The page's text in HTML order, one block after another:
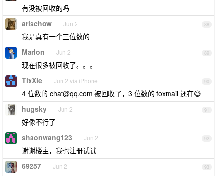
有没被回收的吗
88
arischow Jun 2
我是真有一个三位数的
89
Marlon Jun 2
现在很多被回收了。。。
90
TixXie Jun 2 via iPhone
4 位数的 chat@qq.com 被回收了，3 位数的 foxmail 还在😅
91
hugsky Jun 2
好像不行了
92
shaonwang123 Jun 2
谢谢楼主，我也注册试试
93
69257 Jun 2